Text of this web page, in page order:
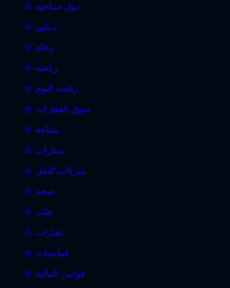
دول سياحية
ديكور
رخام
رياضة
رياضه اليوم
سوق العقارات
سياحة
سيارات
شركات النقل
صحة
طب
عقارات
فيتامينات
قوانين المالية